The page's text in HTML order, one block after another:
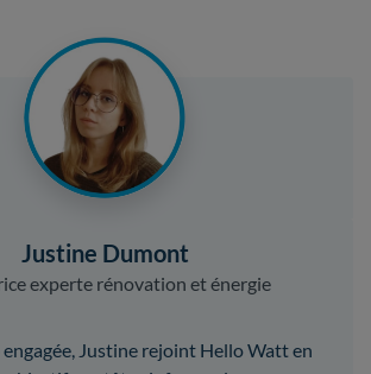
Justine Dumont
experte rénovation et énergie
Justine rejoint Hello Watt en